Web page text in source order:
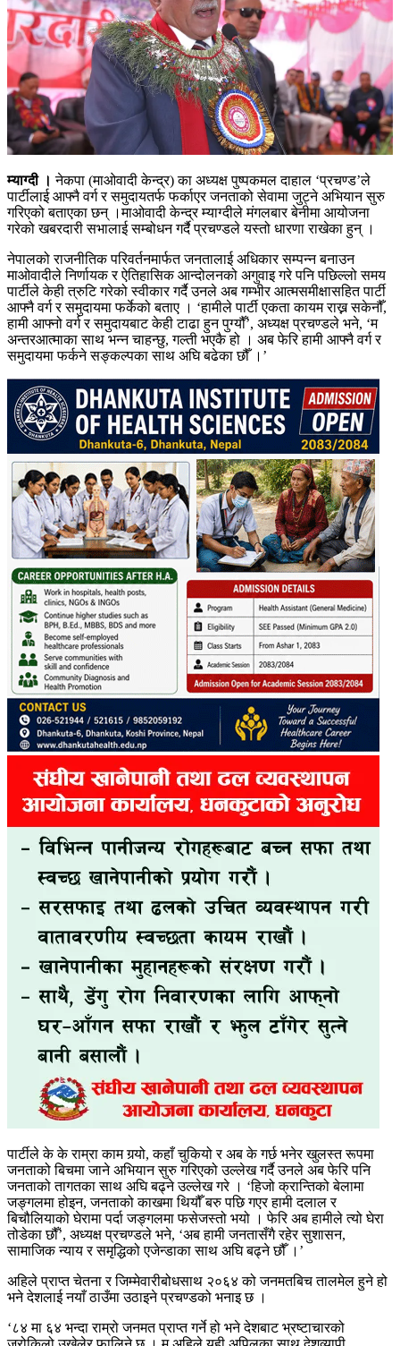
म्याग्दी । नेकपा (माओवादी केन्द्र) का अध्यक्ष पुष्पकमल दाहाल ‘प्रचण्ड’ले
पार्टीलाई आफ्नै वर्ग र समुदायतर्फ फर्काएर जनताको सेवामा जुट्ने अभियान सुरु
गरिएको बताएका छन् ।माओवादी केन्द्र म्याग्दीले मंगलबार बेनीमा आयोजना
गरेको खबरदारी सभालाई सम्बोधन गर्दै प्रचण्डले यस्तो धारणा राखेका हुन् ।
नेपालको राजनीतिक परिवर्तनमार्फत जनतालाई अधिकार सम्पन्न बनाउन
माओवादीले निर्णायक र ऐतिहासिक आन्दोलनको अगुवाइ गरे पनि पछिल्लो समय
पार्टीले केही त्रुटि गरेको स्वीकार गर्दै उनले अब गम्भीर आत्मसमीक्षासहित पार्टी
आफ्नै वर्ग र समुदायमा फर्केको बताए । ‘हामीले पार्टी एकता कायम राख्न सकेनौँ,
हामी आफ्नो वर्ग र समुदायबाट केही टाढा हुन पुग्यौँ’, अध्यक्ष प्रचण्डले भने, ‘म
अन्तरआत्माका साथ भन्न चाहन्छु, गल्ती भएकै हो । अब फेरि हामी आफ्नै वर्ग र
समुदायमा फर्कने सङ्कल्पका साथ अघि बढेका छौँ ।’
पार्टीले के के राम्रा काम गर्‍यो, कहाँ चुकियो र अब के गर्छ भनेर खुलस्त रूपमा
जनताको बिचमा जाने अभियान सुरु गरिएको उल्लेख गर्दै उनले अब फेरि पनि
जनताको तागतका साथ अघि बढ्ने उल्लेख गरे । ‘हिजो क्रान्तिको बेलामा
जङ्गलमा होइन, जनताको काखमा थियौँ बरु पछि गएर हामी दलाल र
बिचौलियाको घेरामा पर्दा जङ्गलमा फसेजस्तो भयो । फेरि अब हामीले त्यो घेरा
तोडेका छौँ’, अध्यक्ष प्रचण्डले भने, ‘अब हामी जनतासँगै रहेर सुशासन,
सामाजिक न्याय र समृद्धिको एजेन्डाका साथ अघि बढ्ने छौँ ।’
अहिले प्राप्त चेतना र जिम्मेवारीबोधसाथ २०६४ को जनमतबिच तालमेल हुने हो
भने देशलाई नयाँ ठाउँमा उठाइने प्रचण्डको भनाइ छ ।
‘८४ मा ६४ भन्दा राम्रो जनमत प्राप्त गर्ने हो भने देशबाट भ्रष्टाचारको